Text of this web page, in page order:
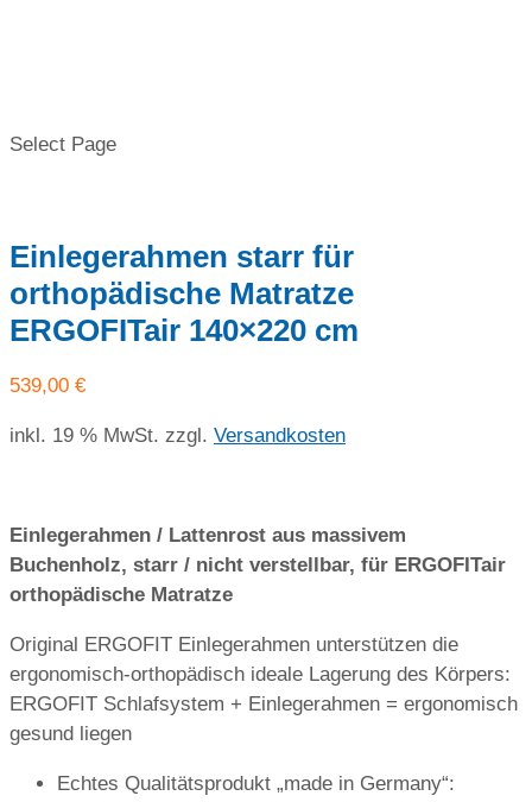
Select Page
Einlegerahmen starr für
orthopädische Matratze
ERGOFITair 140×220 cm
539,00 €
inkl. 19 % MwSt. zzgl. Versandkosten
Einlegerahmen / Lattenrost aus massivem
Buchenholz, starr / nicht verstellbar, für ERGOFITair
orthopädische Matratze
Original ERGOFIT Einlegerahmen unterstützen die
ergonomisch-orthopädisch ideale Lagerung des Körpers:
ERGOFIT Schlafsystem + Einlegerahmen = ergonomisch
gesund liegen
Echtes Qualitätsprodukt „made in Germany“: